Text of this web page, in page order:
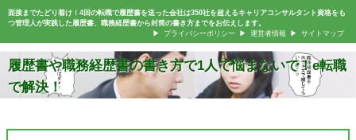
面接までたどり着け！4回の転職で履歴書を送った会社は350社を超えるキャリアコンサルタント資格をも
つ管理人が実践した履歴書、職務経歴書から封筒の書き方までをお伝えします。
プライバシーポリシー
運営者情報 サイトマップ
履歴書や職務経歴書の書き方で1人で悩まないで！e転職
で解決！